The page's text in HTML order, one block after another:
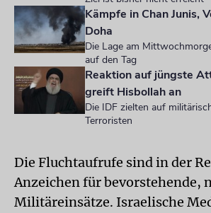
Kämpfe in Chan Junis,
Doha
Die Lage am
auf den Tag
Reaktion auf jüngste
greift Hisbollah an
Die IDF zielten auf
Terroristen
Die Fluchtaufrufe sind in der
Anzeichen für bevorstehende,
Militäreinsätze. Israelische